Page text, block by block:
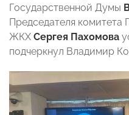
Государственной Думы
Председателя комитета
ЖКХ Сергея Пахомова
подчеркнул Владимир